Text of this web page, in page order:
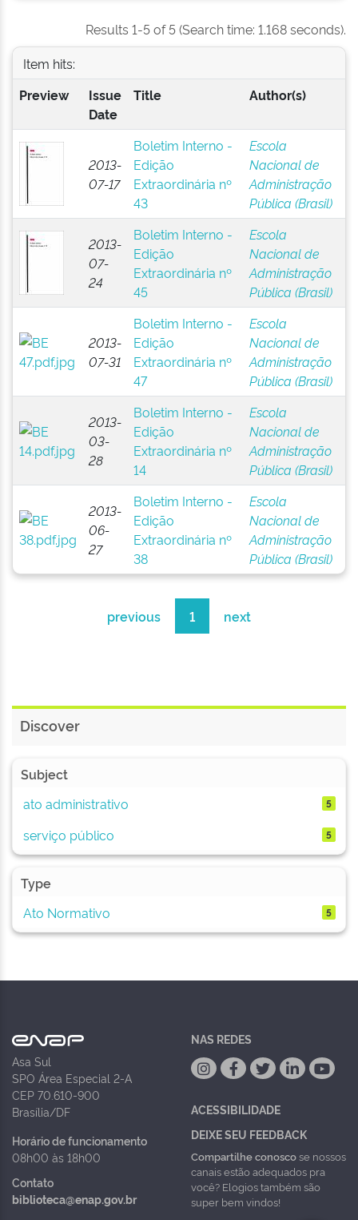
Results 1-5 of 5 (Search time: 1.168 seconds).
Item hits:
Preview
Issue
Date
Title Author(s)
2013-
07-17
Boletim Interno -
Edição
Extraordinária nº
43
Escola
Nacional de
Administração
Pública (Brasil)
2013-
07-
24
Boletim Interno -
Edição
Extraordinária nº
45
Escola
Nacional de
Administração
Pública (Brasil)
2013-
07-31
Boletim Interno -
Edição
Extraordinária nº
47
Escola
Nacional de
Administração
Pública (Brasil)
2013-
03-
28
Boletim Interno -
Edição
Extraordinária nº
14
Escola
Nacional de
Administração
Pública (Brasil)
2013-
06-
27
Boletim Interno -
Edição
Extraordinária nº
38
Escola
Nacional de
Administração
Pública (Brasil)
previous 1 next
Discover
Subject
ato administrativo
5
serviço público 5
Type
Ato Normativo
5
Asa Sul
SPO Área Especial 2-A
CEP 70.610-900
Brasília/DF
Horário de funcionamento
08h00 às 18h00
Contato
biblioteca@enap.gov.br
NAS REDES
ACESSIBILIDADE
DEIXE SEU FEEDBACK
Compartilhe conoscose nossos
canais estão adequados pra
você? Elogios também são
super bem vindos!